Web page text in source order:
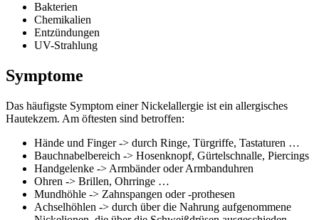
Bakterien
Chemikalien
Entzündungen
UV-Strahlung
Symptome
Das häufigste Symptom einer Nickelallergie ist ein allergisches
Hautekzem. Am öftesten sind betroffen:
Hände und Finger -> durch Ringe, Türgriffe, Tastaturen …
Bauchnabelbereich -> Hosenknopf, Gürtelschnalle, Piercings
Handgelenke -> Armbänder oder Armbanduhren
Ohren -> Brillen, Ohrringe …
Mundhöhle -> Zahnspangen oder -prothesen
Achselhöhlen -> durch über die Nahrung aufgenommene